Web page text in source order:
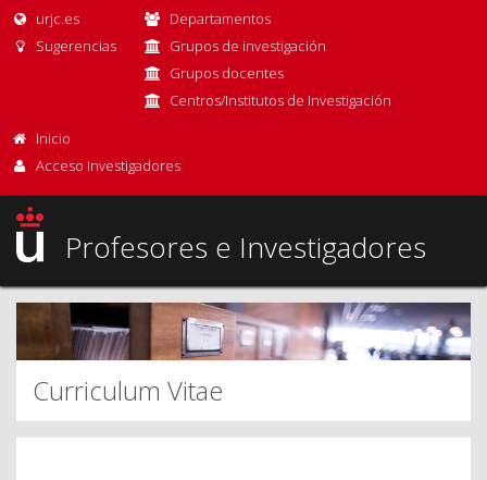
urjc.es
Sugerencias
Departamentos
Grupos de investigación
Grupos docentes
Centros/Institutos de Investigación
Inicio
Acceso Investigadores
Profesores e Investigadores
Curriculum Vitae